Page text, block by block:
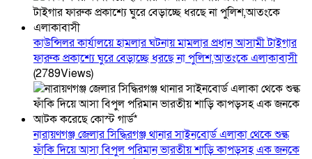
কাউন্সিলর কার্যালয়ে হামলার ঘটনায় মামলার প্রধান আসামী টাইগার
ফারুক প্রকাশ্যে ঘুরে বেড়াচ্ছে ধরছে না পুলিশ,আতংকে এলাকাবাসী
(2789Views)
নারায়ণগঞ্জ জেলার সিদ্ধিরগঞ্জ থানার সাইনবোর্ড এলাকা থেকে শুল্ক
ফাঁকি দিয়ে আসা বিপুল পরিমান ভারতীয় শাড়ি কাপড়সহ এক জনকে